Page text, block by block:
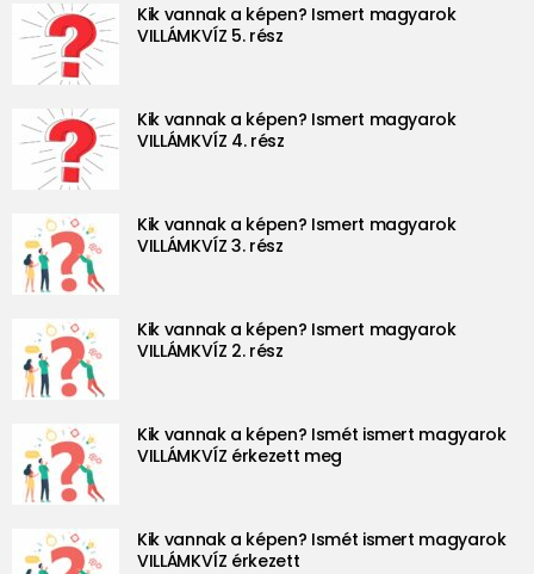
Kik vannak a képen? Ismert magyarok
VILLÁMKVÍZ 5. rész
Kik vannak a képen? Ismert magyarok
VILLÁMKVÍZ 4. rész
Kik vannak a képen? Ismert magyarok
VILLÁMKVÍZ 3. rész
Kik vannak a képen? Ismert magyarok
VILLÁMKVÍZ 2. rész
Kik vannak a képen? Ismét ismert magyarok
VILLÁMKVÍZ érkezett meg
Kik vannak a képen? Ismét ismert magyarok
VILLÁMKVÍZ érkezett